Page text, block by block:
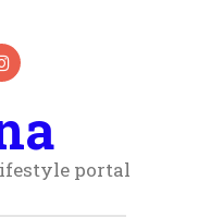
portal